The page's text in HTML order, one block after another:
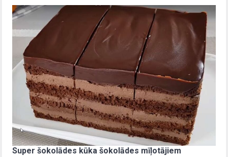
Super šokolādes kūka šokolādes mīļotājiem